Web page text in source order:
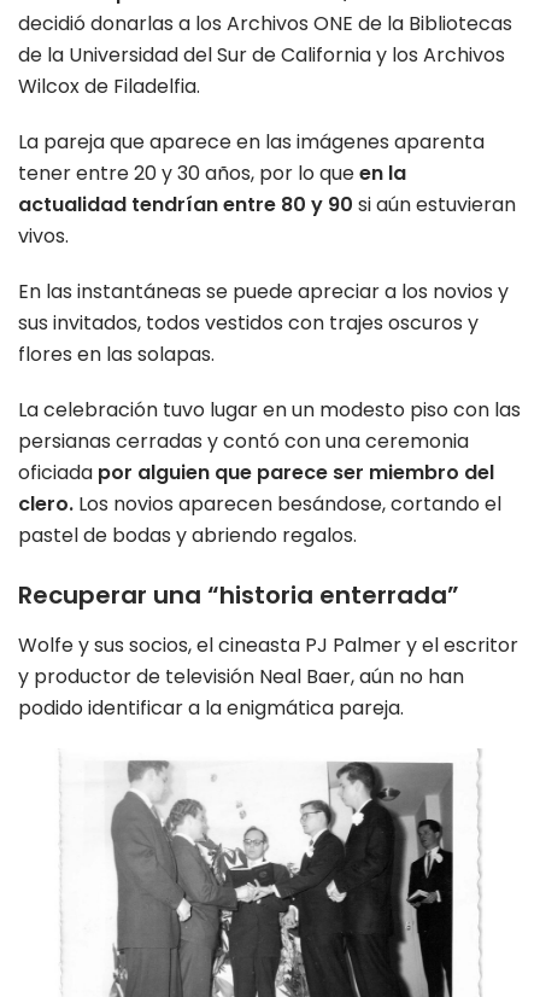
decidió donarlas a los Archivos ONE de la Bibliotecas
de la Universidad del Sur de California y los Archivos
Wilcox de Filadelfia.
La pareja que aparece en las imágenes aparenta
tener entre 20 y 30 años, por lo queen la
actualidad tendrían entre 80 y 90 si aún estuvieran
vivos.
En las instantáneas se puede apreciar a los novios y
sus invitados, todos vestidos con trajes oscuros y
flores en las solapas.
La celebración tuvo lugar en un modesto piso con las
persianas cerradas y contó con una ceremonia
oficiada por alguien que parece ser miembro del
clero. Los novios aparecen besándose, cortando el
pastel de bodas y abriendo regalos.
Recuperar una “historia enterrada”
Wolfe y sus socios, el cineasta PJ Palmer y el escritor
y productor de televisión Neal Baer, aún no han
podido identificar a la enigmática pareja.